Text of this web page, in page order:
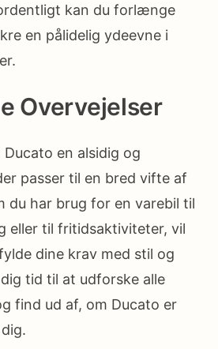
kan du forlænge
en pålidelig ydeevne i
Overvejelser
en alsidig og
passer til en bred vifte af
du har brug for en varebil til
eller til fritidsaktiviteter, vil
dine krav med stil og
tid til at udforske alle
find ud af, om Ducato er